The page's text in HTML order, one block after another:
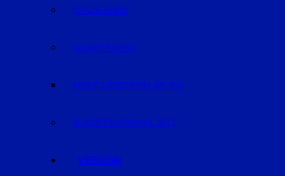
KATZ & HUND
VALENTINSTAG
MEINE LIEBESERKLÄRUNG
BUNDESTAGSWAHL 2017
VEREINE